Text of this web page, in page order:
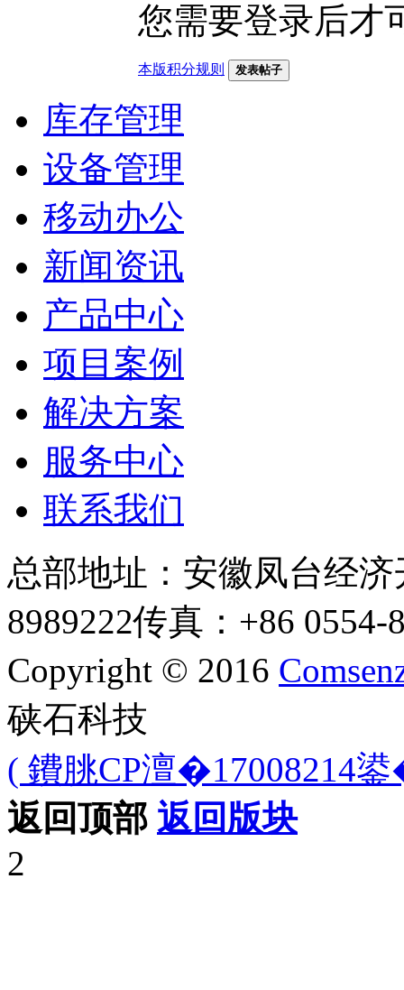
您需要登录后才
本版积分规则 发表帖子
库存管理
设备管理
移动办公
新闻资讯
产品中心
项目案例
解决方案
服务中心
联系我们
总部地址：安徽凤台经济
8989222传真：+86 0554-
Copyright © 2016
硖石科技
( 鐨朓CP澶�17008214
返回顶部 返回版块
2